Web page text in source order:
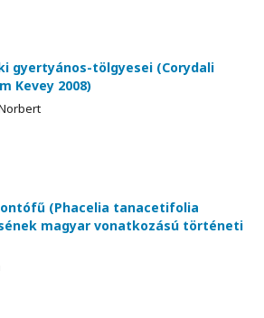
gyertyános-tölgyesei (Corydali
Kevey 2008)
(Phacelia tanacetifolia
magyar vonatkozású történeti